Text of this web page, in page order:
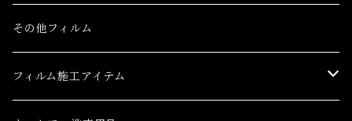
86(GR86)
bB
レクサス
CT
ES
日産
トヨタ
86(GR86)
bB
レクサス
その他フィルム
フィルム施工アイテム